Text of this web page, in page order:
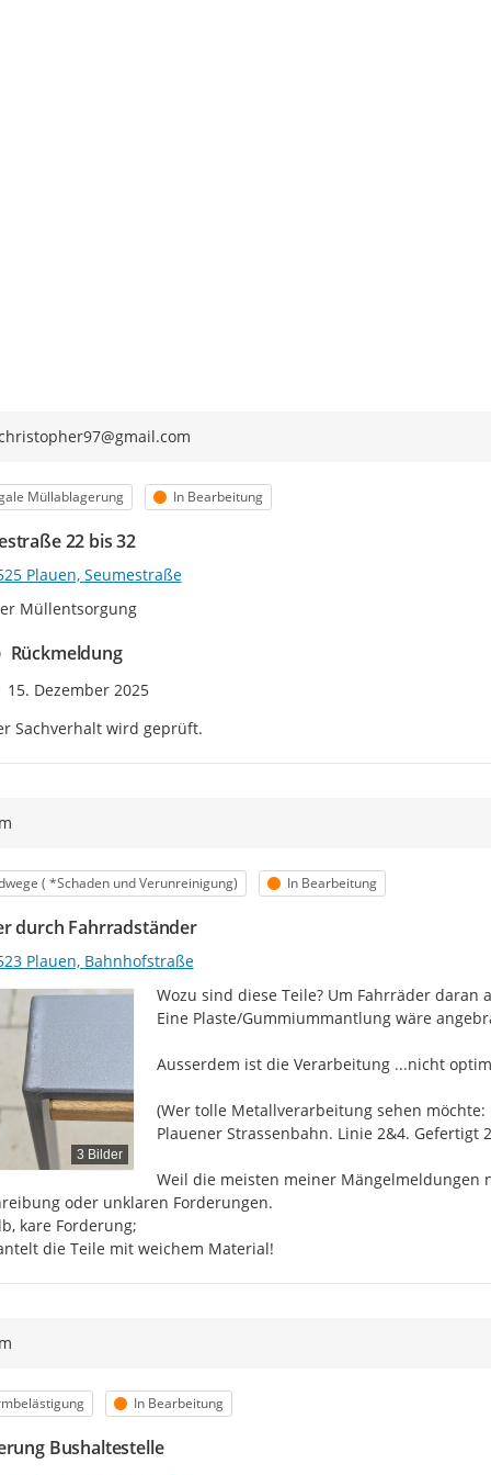
Müllablagerung Status
In Bearbeitung
22 bis 32
Plauen, Seumestraße
Müllentsorgung
Rückmeldung
Zeitpunkt des Erstellens
15. Dezember 2025
Sachverhalt wird geprüft.
( *Schaden und Verunreinigung) Status
In Bearbeitung
durch Fahrradständer
Plauen, Bahnhofstraße
3 Bilder
Wozu sind diese Teile? Um Fahrräder daran
Eine Plaste/Gummiummantlung wäre
Ausserdem ist die Verarbeitung ...nicht
(Wer tolle Metallverarbeitung sehen
Plauener Strassenbahn. Linie 2&4. Gefertigt
Weil die meisten meiner Mängelmeldungen
oder unklaren Forderungen.
kare Forderung;
die Teile mit weichem Material!
Status
In Bearbeitung
Bushaltestelle